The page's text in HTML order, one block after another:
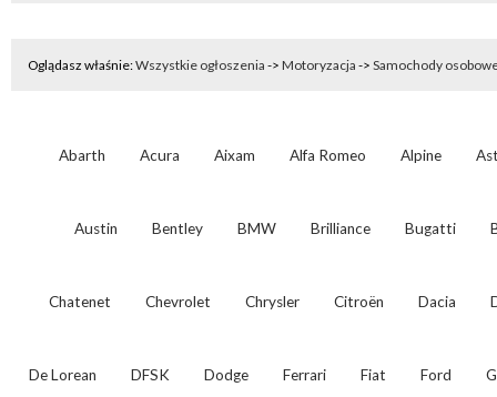
Oglądasz właśnie:Wszystkie ogłoszenia -> Motoryzacja -> Samochody
Abarth Acura Aixam Alfa Romeo Alpine
Austin Bentley BMW Brilliance Bugatti
Chatenet Chevrolet Chrysler Citroën Dacia
De Lorean DFSK Dodge Ferrari Fiat Ford